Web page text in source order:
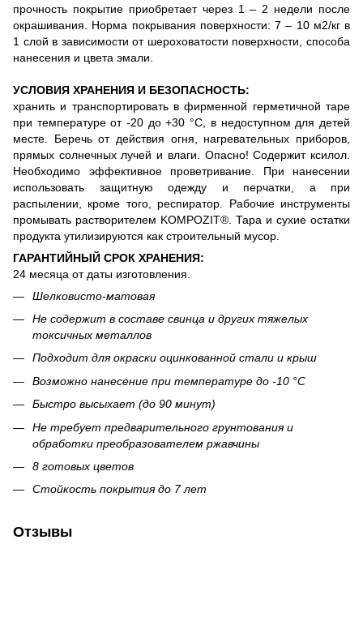
прочность покрытие приобретает через 1 – 2 недели после
окрашивания. Норма покрывания поверхности: 7 – 10 м2/кг в
1 слой в зависимости от шероховатости поверхности, способа
нанесения и цвета эмали.
УСЛОВИЯ ХРАНЕНИЯ И БЕЗОПАСНОСТЬ:
хранить и транспортировать в фирменной герметичной таре
при температуре от -20 до +30 °С, в недоступном для детей
месте. Беречь от действия огня, нагревательных приборов,
прямых солнечных лучей и влаги. Опасно! Содержит ксилол.
Необходимо эффективное проветривание. При нанесении
использовать защитную одежду и перчатки, а при
распылении, кроме того, респиратор. Рабочие инструменты
промывать растворителем KOMPOZIT®. Тара и сухие остатки
продукта утилизируются как строительный мусор.
ГАРАНТИЙНЫЙ СРОК ХРАНЕНИЯ:
24 месяца от даты изготовления.
Шелковисто-матовая
Не содержит в составе свинца и других тяжелых
токсичных металлов
Подходит для окраски оцинкованной стали и крыш
Возможно нанесение при температуре до -10 °С
Быстро высыхает (до 90 минут)
Не требует предварительного грунтования и
обработки преобразователем ржавчины
8 готовых цветов
Стойкость покрытия до 7 лет
Отзывы